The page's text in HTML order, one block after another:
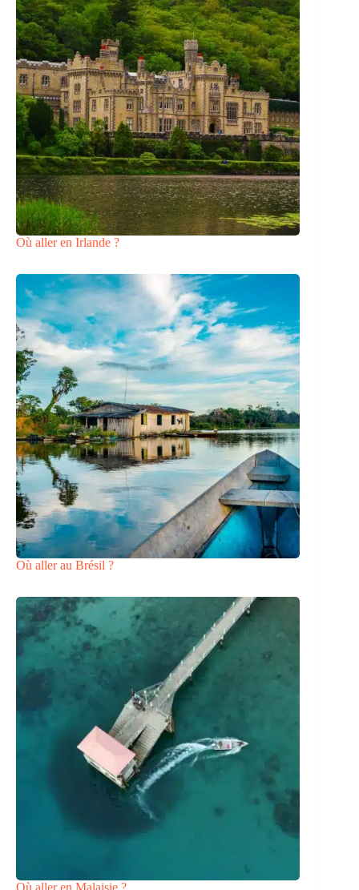
Où aller en Irlande ?
Où aller au Brésil ?
Où aller en Malaisie ?